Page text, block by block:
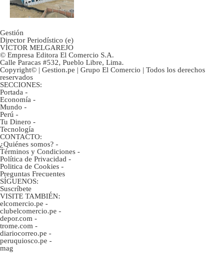
Gestión
Director Periodístico (e)
VÍCTOR MELGAREJO
© Empresa Editora El Comercio S.A.
Calle Paracas #532, Pueblo Libre, Lima.
Copyright© | Gestion.pe | Grupo El Comercio | Todos los derechos
reservados
SECCIONES:
Portada -
Economía -
Mundo -
Perú -
Tu Dinero -
Tecnología
CONTACTO:
¿Quiénes somos? -
Términos y Condiciones -
Política de Privacidad -
Politica de Cookies -
Preguntas Frecuentes
SÍGUENOS:
Suscríbete
VISITE TAMBIÉN:
elcomercio.pe -
clubelcomercio.pe -
depor.com -
trome.com -
diariocorreo.pe -
peruquiosco.pe -
mag